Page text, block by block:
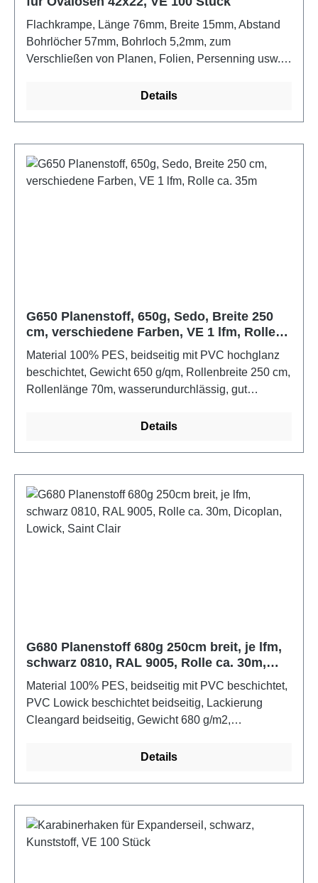
Flachkrampe, Länge 76mm, Breite 15mm, Abstand
Bohrlöcher 57mm, Bohrloch 5,2mm, zum
Verschließen von Planen, Folien, Persenning usw.
Details
G650 Planenstoff, 650g, Sedo, Breite 250
cm, verschiedene Farben, VE 1 lfm, Rolle
ca. 35m
Material 100% PES, beidseitig mit PVC hochglanz
beschichtet, Gewicht 650 g/qm, Rollenbreite 250 cm,
Rollenlänge 70m, wasserundurchlässig, gut
Schutzabdeckung, Sportartikel, flexible Türen.
250cm
Details
G680 Planenstoff 680g 250cm breit, je lfm,
schwarz 0810, RAL 9005, Rolle ca. 30m,
Dicoplan, Lowick, Saint Clair
Material 100% PES, beidseitig mit PVC beschichtet,
PVC Lowick beschichtet beidseitig, Lackierung
Cleangard beidseitig, Gewicht 680 g/m2,
Transport, Schutzabdeckung, Sportartikel, flexible
dass das Garn des Trägermaterials selbst auch noch
mit PVC beschichtet wurde, wodurch sich der
Einzug von Feuchtigkeit und die
Details